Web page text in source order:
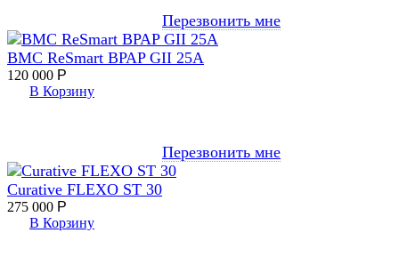
Перезвонить мне
BMC ReSmart BPAP GII 25A
120 000 Р
В Корзину
Перезвонить мне
Curative FLEXO ST 30
275 000 Р
В Корзину